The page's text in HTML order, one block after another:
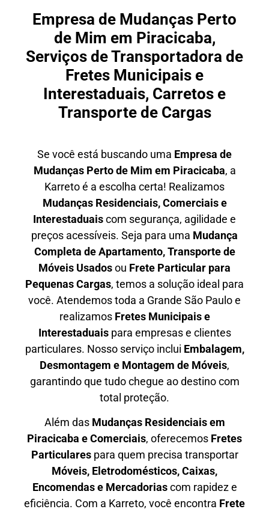
Empresa de Mudanças Perto
de Mim em Piracicaba,
Serviços de Transportadora de
Fretes Municipais e
Interestaduais, Carretos e
Transporte de Cargas
Se você está buscando uma Empresa de
Mudanças Perto de Mim em Piracicaba, a
Karreto é a escolha certa! Realizamos
Mudanças Residenciais, Comerciais e
Interestaduaiscom segurança, agilidade e
preços acessíveis. Seja para uma Mudança
Completa de Apartamento, Transporte de
Móveis Usadosou Frete Particular para
Pequenas Cargas, temos a solução ideal para
você. Atendemostoda a Grande São Pauloe
realizamos Fretes Municipais e
Interestaduaispara empresas e clientes
particulares. Nosso serviço inclui Embalagem,
Desmontagem e Montagem de Móveis,
garantindo que tudo chegue ao destino com
total proteção.
Além das Mudanças Residenciais em
Piracicaba e Comerciais, oferecemos Fretes
Particularespara quem precisa transportar
Móveis, Eletrodomésticos, Caixas,
Encomendas e Mercadoriascom rapidez e
eficiência. Com a Karreto, você encontra Frete